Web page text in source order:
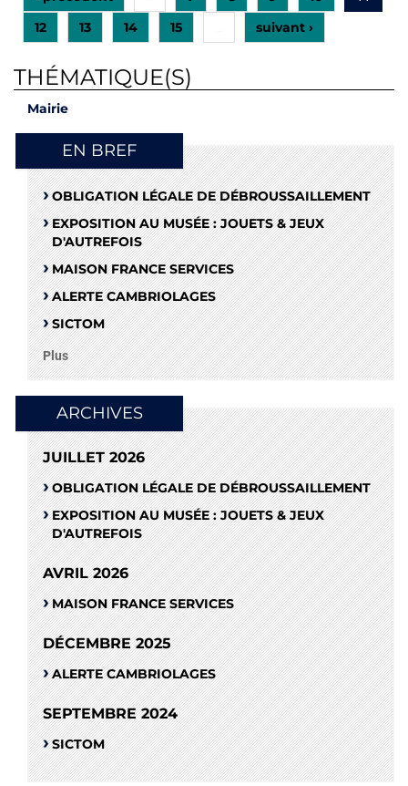
12 13 14 15 suivant ›
THÉMATIQUE(S)
Mairie
EN BREF
OBLIGATION LÉGALE DE DÉBROUSSAILLEMENT
EXPOSITION AU MUSÉE : JOUETS & JEUX
D'AUTREFOIS
MAISON FRANCE SERVICES
ALERTE CAMBRIOLAGES
SICTOM
Plus
ARCHIVES
JUILLET 2026
OBLIGATION LÉGALE DE DÉBROUSSAILLEMENT
EXPOSITION AU MUSÉE : JOUETS & JEUX
D'AUTREFOIS
AVRIL 2026
MAISON FRANCE SERVICES
DÉCEMBRE 2025
ALERTE CAMBRIOLAGES
SEPTEMBRE 2024
SICTOM